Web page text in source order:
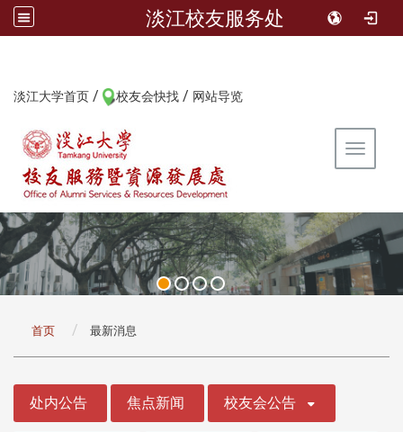
淡江校友服务处
淡江大学首页 / 校友会快找 / 网站导览
Toggle
首页 最新消息
处内公告 焦点新闻 校友会公告